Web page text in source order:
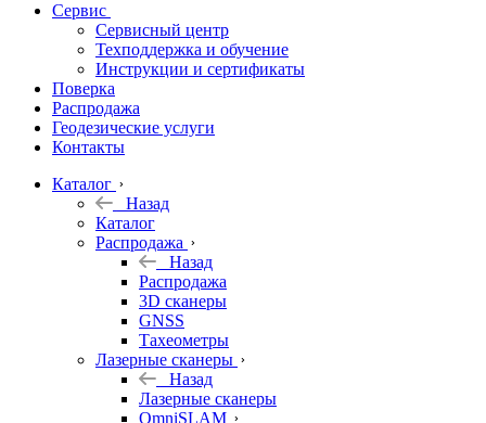
Софт
Георадары
Акции
Гидрография
Подбор
оборудования
по задачам
Архив
Геодезическое
оборудование
Сервис
Сервисный центр
Техподдержка и обучение
Инструкции и сертификаты
Поверка
Распродажа
Геодезические услуги
Контакты
Каталог
Назад
Каталог
Распродажа
Назад
Распродажа
3D сканеры
GNSS
Тахеометры
Лазерные сканеры
Назад
Лазерные сканеры
OmniSLAM